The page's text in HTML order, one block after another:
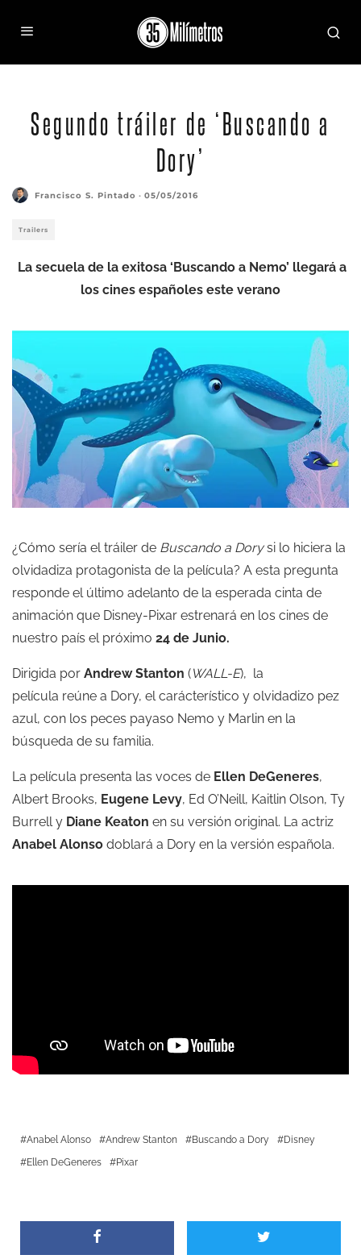
Segundo tráiler de ‘Buscando a
Dory’
Francisco S. Pintado · 05/05/2016
Trailers
La secuela de la exitosa ‘Buscando a Nemo’ llegará a
los cines españoles este verano
¿Cómo sería el tráiler de Buscando a Dorysi lo hiciera la
olvidadiza protagonista de la película? A esta pregunta
responde el último adelanto de la esperada cinta de
animación que Disney-Pixar estrenará en los cines de
nuestro país el próximo 24 de Junio.
Dirigida por Andrew Stanton (WALL-E), la
película reúne a Dory, el carácterístico y olvidadizo pez
azul, con los peces payaso Nemo y Marlin en la
búsqueda de su familia.
La película presenta las voces de Ellen DeGeneres,
Albert Brooks, Eugene Levy, Ed O’Neill, Kaitlin Olson, Ty
Burrell y Diane Keaton en su versión original. La actriz
Anabel Alonso doblará a Dory en la versión española.
Anabel Alonso Andrew Stanton Buscando a Dory
Disney
Ellen DeGeneres
Pixar